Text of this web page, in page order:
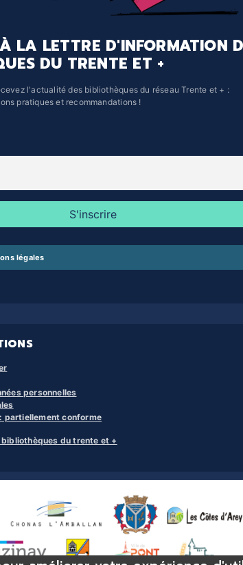
LA LETTRE D'INFORMATION
DU TRENTE ET +
l'actualité des bibliothèques du réseau Trente et + :
pratiques et recommandations !
légales
personnelles
partiellement conforme
du trente et +